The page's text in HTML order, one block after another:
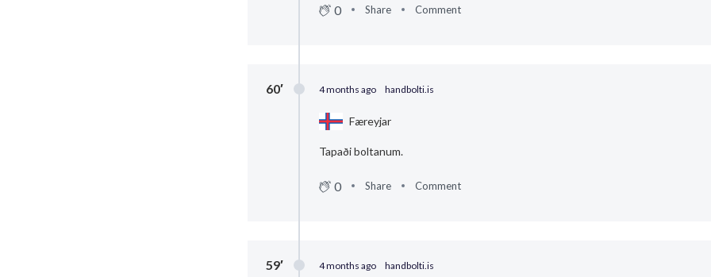
0 Share Comment
60′ 4 months ago handbolti.is
Færeyjar
Tapaði boltanum.
0 Share Comment
59′ 4 months ago handbolti.is